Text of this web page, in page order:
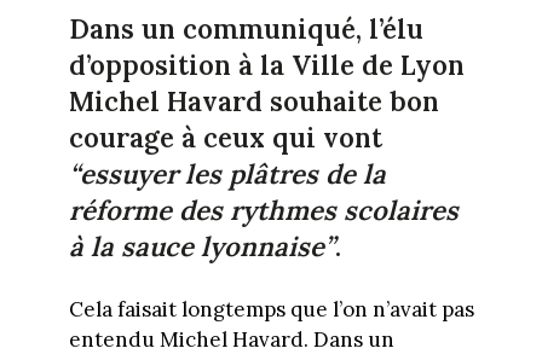
Dans un communiqué, l’élu
d’opposition à la Ville de Lyon
Michel Havard souhaite bon
courage à ceux qui vont
“essuyer les plâtres de la
réforme des rythmes scolaires
à la sauce lyonnaise”.
Cela faisait longtemps que l’on n’avait pas
entendu Michel Havard. Dans un